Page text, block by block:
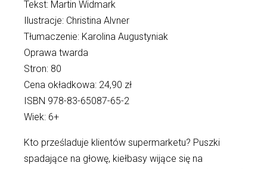
Tekst: Martin Widmark
Ilustracje: Christina Alvner
Tłumaczenie: Karolina Augustyniak
Oprawa twarda
Stron: 80
Cena okładkowa: 24,90 zł
ISBN 978-83-65087-65-2
Wiek: 6+
Kto prześladuje klientów supermarketu? Puszki
spadające na głowę, kiełbasy wijące się na